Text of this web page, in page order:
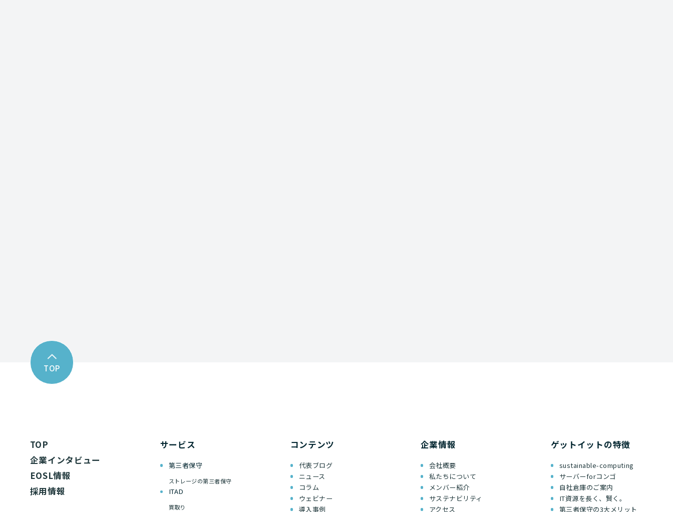
TOP
TOP
企業インタビュー
EOSL情報
採用情報
サービス
第三者保守
ストレージの第三者保守
ITAD
買取り
コンテンツ
代表ブログ
ニュース
コラム
ウェビナー
導入事例
企業情報
会社概要
私たちについて
メンバー紹介
サステナビリティ
アクセス
ゲットイットの特徴
sustainable-computing
サーバーforコンゴ
自社倉庫のご案内
IT資源を長く、賢く。
第三者保守の3大メリット